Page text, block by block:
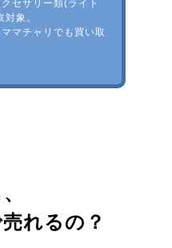
セサリー類(ライト
象。
マチャリでも買い取
れるの？